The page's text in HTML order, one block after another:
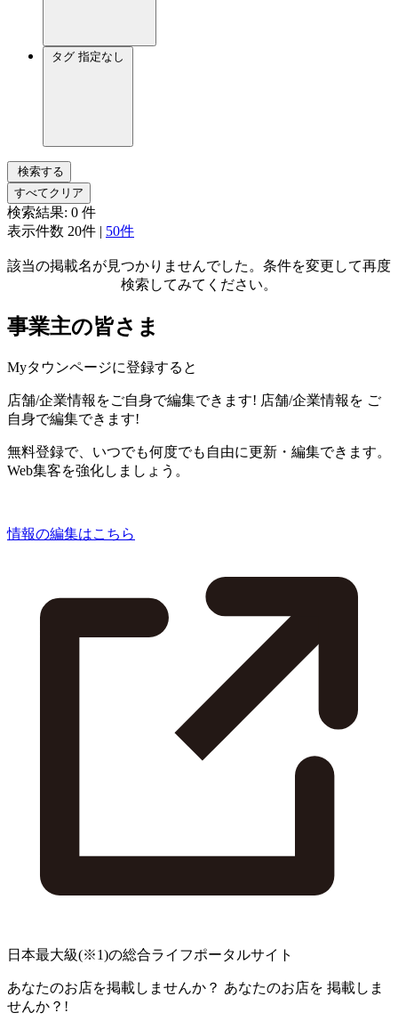
タグ 指定なし
検索する
すべてクリア
検索結果: 0 件
表示件数 20件 | 50件
該当の掲載名が見つかりませんでした。条件を変更して再度
検索してみてください。
事業主の皆さま
Myタウンページに登録すると
店舗/企業情報をご自身で編集できます! 店舗/企業情報を ご
自身で編集できます!
無料登録で、いつでも何度でも自由に更新・編集できます。
Web集客を強化しましょう。
情報の編集はこちら
日本最大級(※1)の総合ライフポータルサイト
あなたのお店を掲載しませんか？ あなたのお店を 掲載しま
せんか？!